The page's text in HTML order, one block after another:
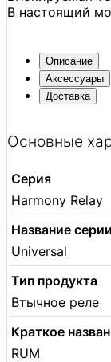
В настоящий
Описание
Аксессуары
Доставка
Основные
Серия
Harmony Relay
Название серии
Universal
Тип продукта
Втычное реле
Краткое
RUM